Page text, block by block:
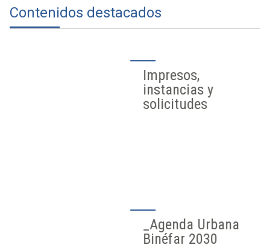
Contenidos destacados
Impresos,
instancias y
solicitudes
_Agenda Urbana
Binéfar 2030